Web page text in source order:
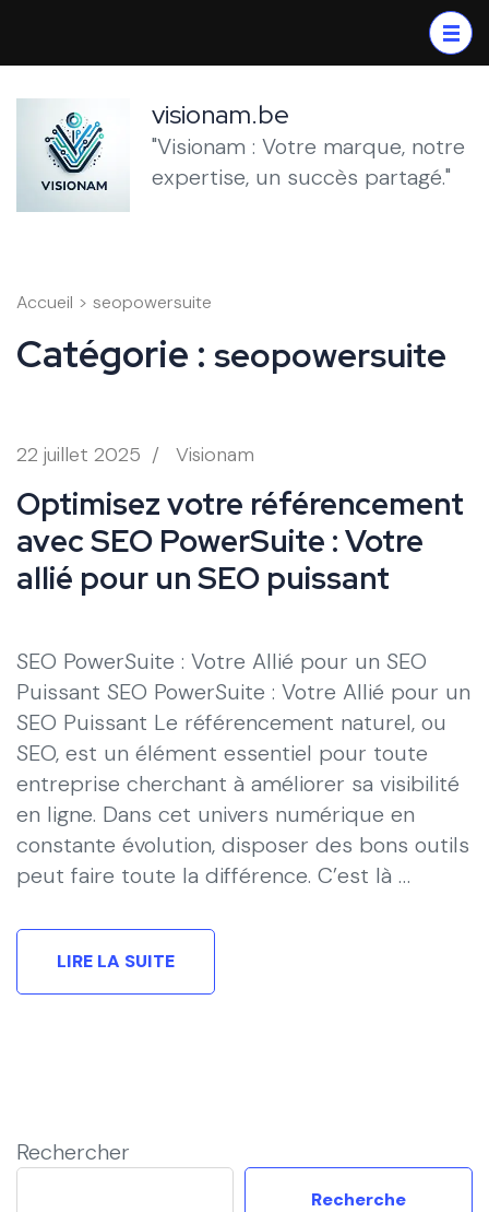
contenu
(Pressez
Entrée)
visionam.be
"Visionam : Votre marque, notre
expertise, un succès partagé."
Accueil > seopowersuite
Catégorie : seopowersuite
22 juillet 2025 / Visionam
Optimisez votre référencement
avec SEO PowerSuite : Votre
allié pour un SEO puissant
SEO PowerSuite : Votre Allié pour un SEO
Puissant SEO PowerSuite : Votre Allié pour un
SEO Puissant Le référencement naturel, ou
SEO, est un élément essentiel pour toute
entreprise cherchant à améliorer sa visibilité
en ligne. Dans cet univers numérique en
constante évolution, disposer des bons outils
peut faire toute la différence. C’est là …
LIRE LA SUITE
Rechercher
Recherche